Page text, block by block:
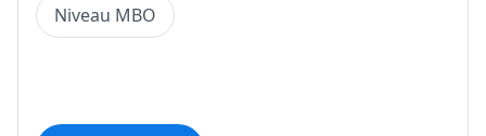
Niveau MBO